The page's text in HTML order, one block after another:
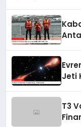
Jeti
T3